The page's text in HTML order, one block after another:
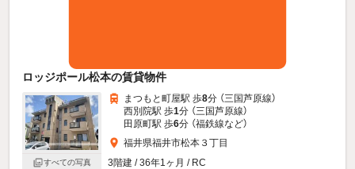
ロッジポール松本の賃貸物件
すべての写真
まつもと町屋駅 歩8分 （三国芦原線）
西別院駅 歩1分 （三国芦原線）
田原町駅 歩6分 （福鉄線など）
福井県福井市松本３丁目
3階建 / 36年1ヶ月 / RC